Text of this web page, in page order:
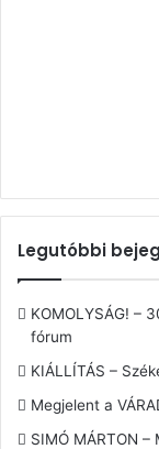
Legutóbbi
KOMOLYSÁG! –
fórum
KIÁLLÍTÁS –
Megjelent a
SIMÓ MÁRTON